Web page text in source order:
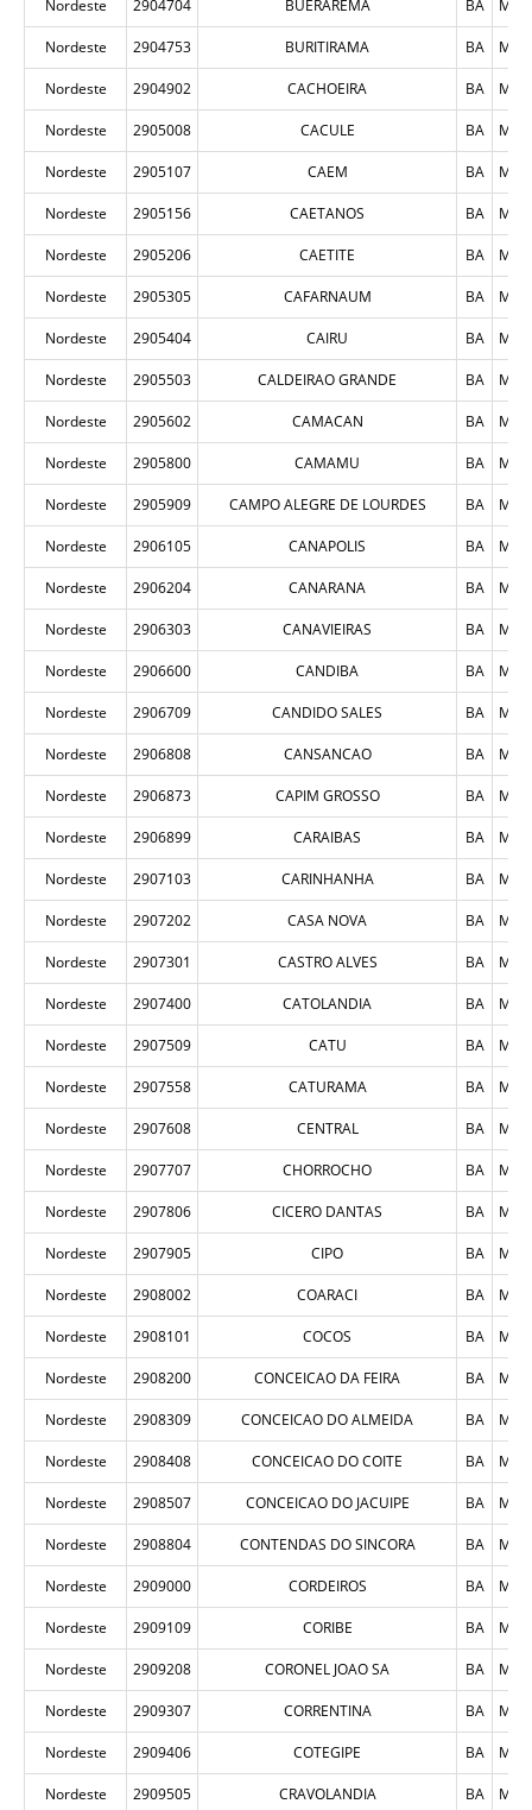
Nordeste 2904704 BUERAREMA BA
Nordeste 2904753 BURITIRAMA BA
Nordeste 2904902 CACHOEIRA BA
Nordeste 2905008 CACULE BA
Nordeste 2905107 CAEM BA
Nordeste 2905156 CAETANOS BA
Nordeste 2905206 CAETITE BA
Nordeste 2905305 CAFARNAUM BA
Nordeste 2905404 CAIRU BA
Nordeste 2905503 CALDEIRAO GRANDE BA
Nordeste 2905602 CAMACAN BA
Nordeste 2905800 CAMAMU BA
Nordeste 2905909 CAMPO ALEGRE DE LOURDES BA
Nordeste 2906105 CANAPOLIS BA
Nordeste 2906204 CANARANA BA
Nordeste 2906303 CANAVIEIRAS BA
Nordeste 2906600 CANDIBA BA
Nordeste 2906709 CANDIDO SALES BA
Nordeste 2906808 CANSANCAO BA
Nordeste 2906873 CAPIM GROSSO BA
Nordeste 2906899 CARAIBAS BA
Nordeste 2907103 CARINHANHA BA
Nordeste 2907202 CASA NOVA BA
Nordeste 2907301 CASTRO ALVES BA
Nordeste 2907400 CATOLANDIA BA
Nordeste 2907509 CATU BA
Nordeste 2907558 CATURAMA BA
Nordeste 2907608 CENTRAL BA
Nordeste 2907707 CHORROCHO BA
Nordeste 2907806 CICERO DANTAS BA
Nordeste 2907905 CIPO BA
Nordeste 2908002 COARACI BA
Nordeste 2908101 COCOS BA
Nordeste 2908200 CONCEICAO DA FEIRA BA
Nordeste 2908309 CONCEICAO DO ALMEIDA BA
Nordeste 2908408 CONCEICAO DO COITE BA
Nordeste 2908507 CONCEICAO DO JACUIPE BA
Nordeste 2908804 CONTENDAS DO SINCORA BA
Nordeste 2909000 CORDEIROS BA
Nordeste 2909109 CORIBE BA
Nordeste 2909208 CORONEL JOAO SA BA
Nordeste 2909307 CORRENTINA BA
Nordeste 2909406 COTEGIPE BA
Nordeste 2909505 CRAVOLANDIA BA